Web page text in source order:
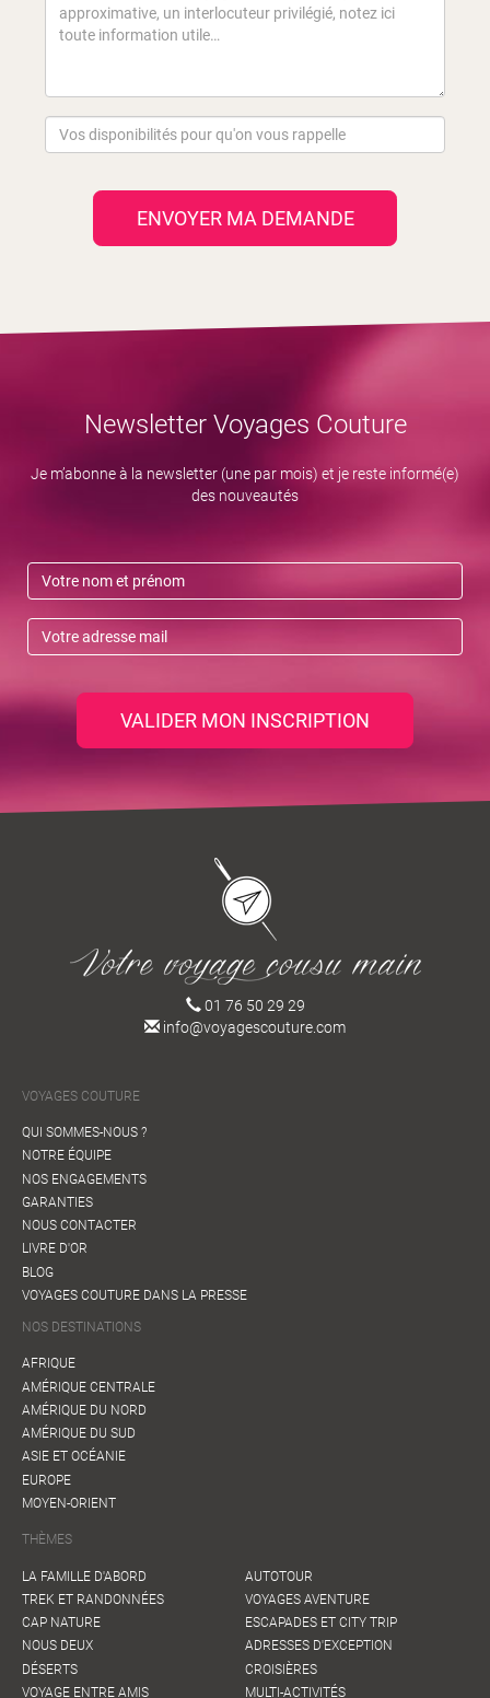
ENVOYER MA DEMANDE
Newsletter Voyages Couture
Je m’abonne à la newsletter (une par mois) et je reste informé(e)
des nouveautés
VALIDER MON INSCRIPTION
01 76 50 29 29
info@voyagescouture.com
VOYAGES COUTURE
QUI SOMMES-NOUS ?
NOTRE ÉQUIPE
NOS ENGAGEMENTS
GARANTIES
NOUS CONTACTER
LIVRE D'OR
BLOG
VOYAGES COUTURE DANS LA PRESSE
NOS DESTINATIONS
AFRIQUE
AMÉRIQUE CENTRALE
AMÉRIQUE DU NORD
AMÉRIQUE DU SUD
ASIE ET OCÉANIE
EUROPE
MOYEN-ORIENT
THÈMES
LA FAMILLE D'ABORD
TREK ET RANDONNÉES
CAP NATURE
NOUS DEUX
DÉSERTS
VOYAGE ENTRE AMIS
AUTOTOUR
VOYAGES AVENTURE
ESCAPADES ET CITY TRIP
ADRESSES D'EXCEPTION
CROISIÈRES
MULTI-ACTIVITÉS